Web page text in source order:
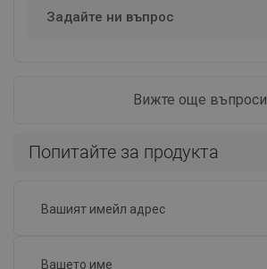
Задайте ни въпрос
Вижте още въпроси
Попитайте за продукта